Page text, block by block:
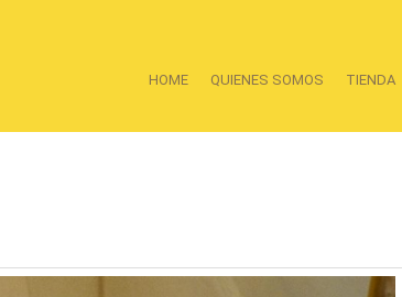
HOME QUIENES SOMOS TIENDA